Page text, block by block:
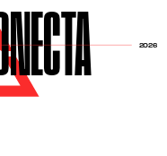
2026